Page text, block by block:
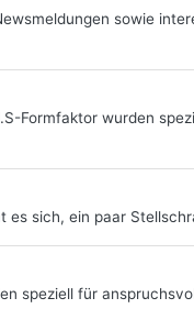
sowie
Formfaktor wurden
es sich, ein paar
speziell für